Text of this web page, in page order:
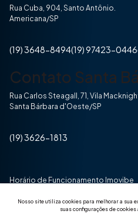
Nosso site utiliza cookies para melhorar a sua
suas configurações de cookies
Rua Cuba, 904, Santo Antônio.
Americana/SP
(19) 3648-8494(19) 97423-0446
Contato Santa
Rua Carlos Steagall, 71, Vila
Santa Bárbara d'Oeste/SP
(19) 3626-1813
Horário de Funcionamento Imovibe
Seg a Sexta das 8hrs às 17h30min